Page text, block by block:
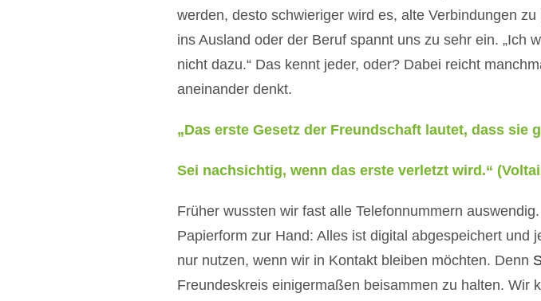
werden, desto schwieriger wird es, alte Verbindungen
ins Ausland oder der Beruf spannt uns zu sehr ein. „Ich
nicht dazu.“ Das kennt jeder, oder? Dabei reicht
aneinander denkt.
„Das erste Gesetz der Freundschaft lautet, dass sie
Sei nachsichtig, wenn das erste verletzt wird.“
Früher wussten wir fast alle Telefonnummern
Papierform zur Hand: Alles ist digital abgespeichert und
nur nutzen, wenn wir in Kontakt bleiben möchten. Denn
Freundeskreis einigermaßen beisammen zu halten. Wir